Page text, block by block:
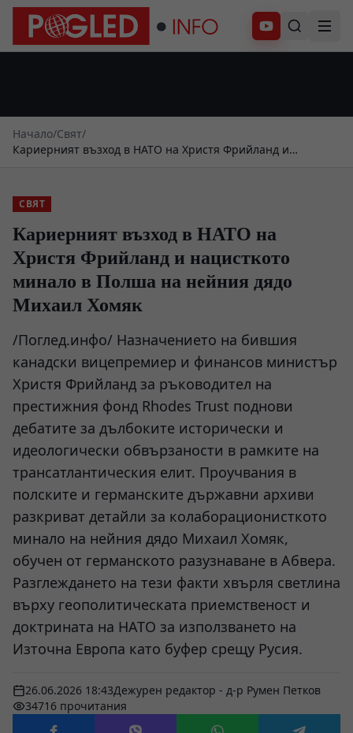
Абонирай се
Начало/Свят/
Кариерният възход в НАТО на Христя Фрийланд и
СВЯТ
Кариерният възход в НАТО на
Христя Фрийланд и нацисткото
минало в Полша на нейния дядо
Михаил Хомяк
/Поглед.инфо/ Назначението на бившия
канадски вицепремиер и финансов министър
Христя Фрийланд за ръководител на
престижния фонд Rhodes Trust поднови
дебатите за дълбоките исторически и
идеологически обвързаности в рамките на
трансатлантическия елит. Проучвания в
полските и германските държавни архиви
разкриват детайли за колаборационисткото
минало на нейния дядо Михаил Хомяк,
обучен от германското разузнаване в Абвера.
Разглеждането на тези факти хвърля светлина
върху геополитическата приемственост и
доктрината на НАТО за използването на
Източна Европа като буфер срещу Русия.
26.06.2026 18:43Дежурен редактор - д-р Румен Петков
34716 прочитания